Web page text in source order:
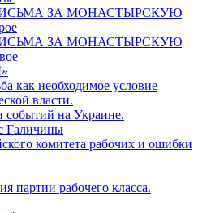
ЗА МОНАСТЫРСКУЮ
ЗА МОНАСТЫРСКУЮ
как необходимое условие
власти.
событий на Украине.
Галичины
комитета рабочих и ошибки
партии рабочего класса.